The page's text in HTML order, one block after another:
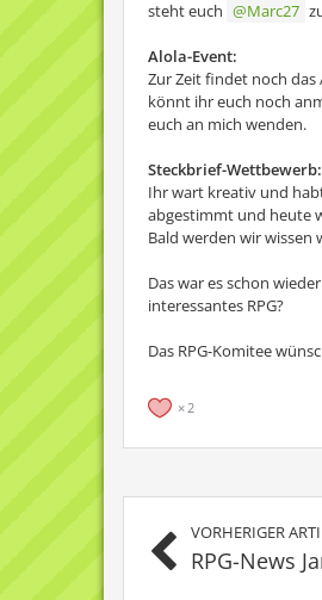
steht euch
Marc27
Alola-Event:
Zur Zeit findet noch das
könnt ihr euch noch
euch an mich wenden.
Steckbrief-Wettbewerb:
Ihr wart kreativ und
abgestimmt und heute
Bald werden wir wissen
Das war es schon
interessantes RPG?
Das RPG-Komitee
2
VORHERIGER
RPG-News